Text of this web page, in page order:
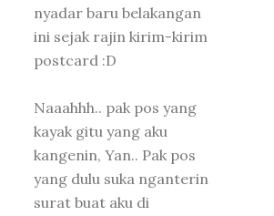
nyadar baru belakangan
ini sejak rajin kirim-kirim
postcard :D
Naaahhh.. pak pos yang
kayak gitu yang aku
kangenin, Yan.. Pak pos
yang dulu suka nganterin
surat buat aku di